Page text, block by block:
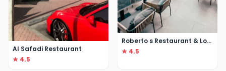
Al Safadi Restaurant
★ 4.5
Roberto s Restaurant & Lounge
★ 4.5